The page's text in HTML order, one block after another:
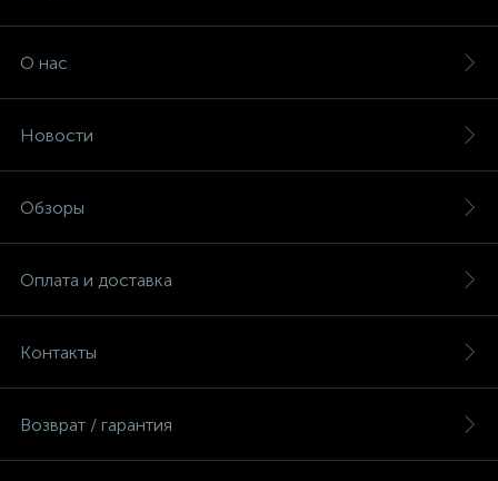
О нас
Новости
Обзоры
Оплата и доставка
Контакты
Возврат / гарантия